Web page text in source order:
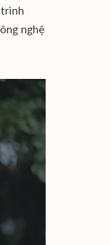
nghệ